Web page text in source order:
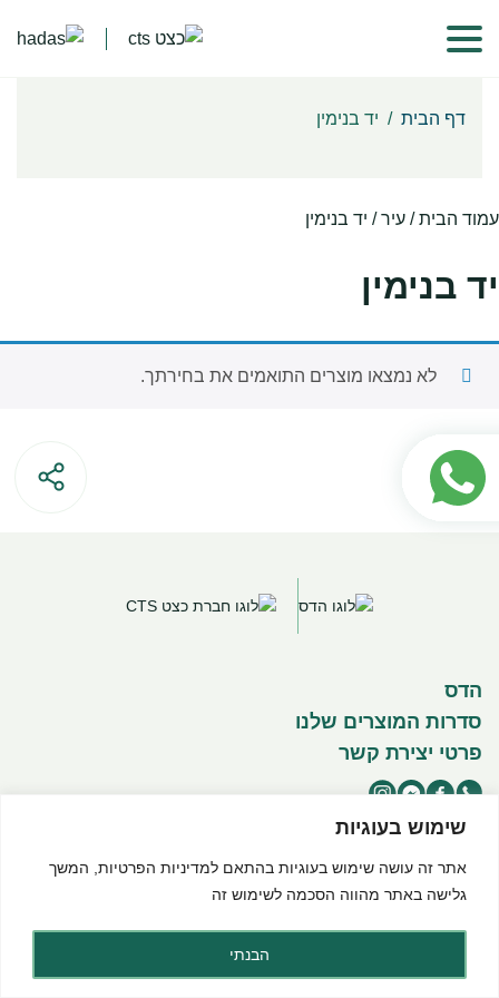
שימוש בעוגיות
אתר זה עושה שימוש בעוגיות בהתאם למדיניות הפרטיות , המשך
גלישה באתר מהווה הסכמה לשימוש זה
הבנתי
דף הבית / יד בנימין
עמוד הבית/ עיר / יד בנימין
יד בנימין
לא נמצאו מוצרים התואמים את בחירתך.
הדס
סדרות המוצרים שלנו
פרטי יצירת קשר
©2025 כל הזכויות שמורות להדס מוצרים טבעיים
תנאי שימוש באתר
מדיניות פרטיות